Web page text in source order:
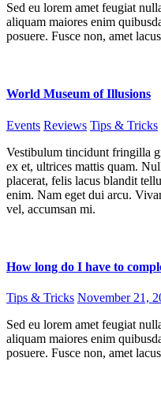
Sed eu lorem amet feugiat
aliquam maiores enim
posuere. Fusce non, amet
World Museum of Illusions
Events Reviews Tips & Tricks
Vestibulum tincidunt fringilla
ex et, ultrices mattis quam.
placerat, felis lacus blandit
enim. Nam eget dui arcu.
vel, accumsan mi.
How long do I have to
Tips & Tricks November 21,
Sed eu lorem amet feugiat
aliquam maiores enim
posuere. Fusce non, amet